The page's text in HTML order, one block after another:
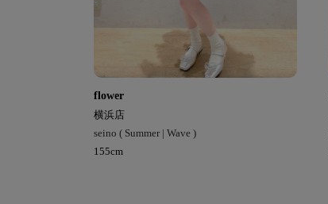
flower
横浜店
seino ( Summer | Wave )
155cm